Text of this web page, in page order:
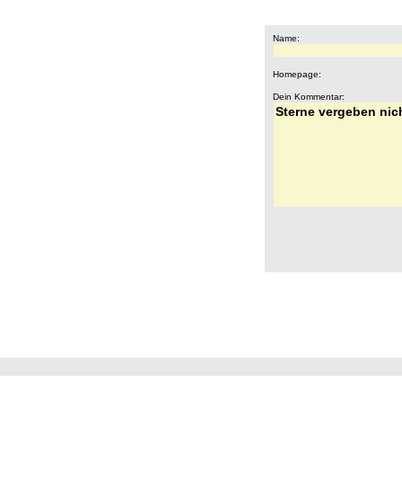
Name:
Homepage:
Dein Kommentar: